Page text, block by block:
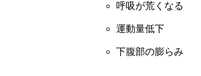
呼吸が荒くなる
運動量低下
下腹部の膨らみ